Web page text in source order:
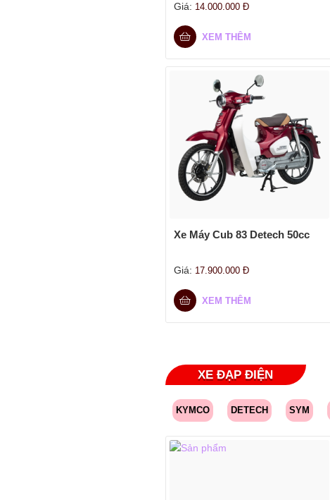
Giá: 14.000.000 Đ
XEM THÊM
Xe Máy Cub 83 Detech 50cc
Giá: 17.900.000 Đ
XEM THÊM
XE ĐẠP ĐIỆN
KYMCO DETECH SYM